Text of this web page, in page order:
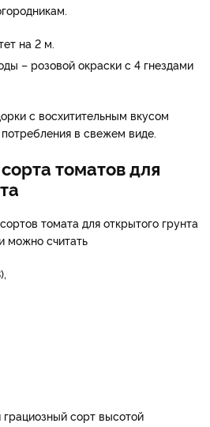
на 2 м.
– розовой окраски с 4 гнездами
с восхитительным вкусом
в свежем виде.
томатов для
томата для открытого грунта
можно считать
сорт высотой